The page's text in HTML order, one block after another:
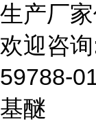
生产厂
欢迎咨
59788-
基醚